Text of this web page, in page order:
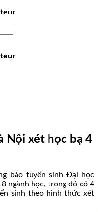
Nội xét học bạ 4
báo tuyển sinh Đại học
ngành học, trong đó có 4
sinh theo hình thức xét